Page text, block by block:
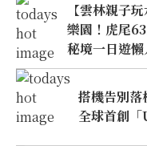
【雲林親子
樂園！虎尾
秘境一日遊
搭機告別落
全球首創